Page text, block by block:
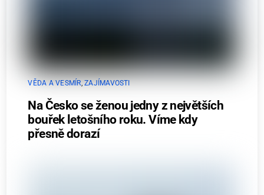
VĚDA A VESMÍR ,ZAJÍMAVOSTI
Na Česko se ženou jedny z největších
bouřek letošního roku. Víme kdy
přesně dorazí